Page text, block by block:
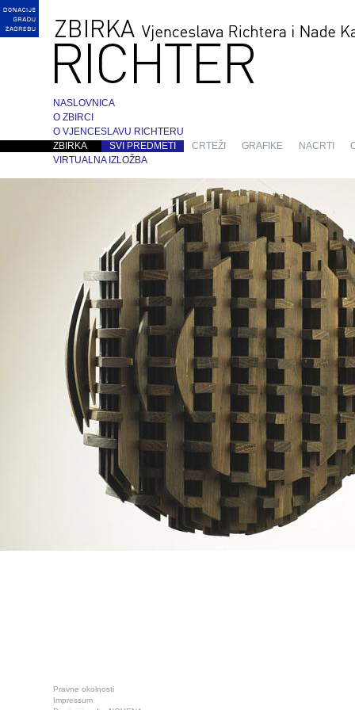
NASLOVNICA
O ZBIRCI
O VJENCESLAVU RICHTERU
ZBIRKA
SVI PREDMETI CRTEŽI GRAFIKE NACRTI
VIRTUALNA IZLOŽBA
Pravne okolnosti
Impressum